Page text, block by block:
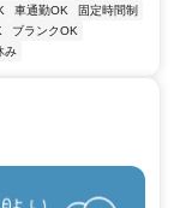
車通勤OK
固定時間制
ブランクOK
み